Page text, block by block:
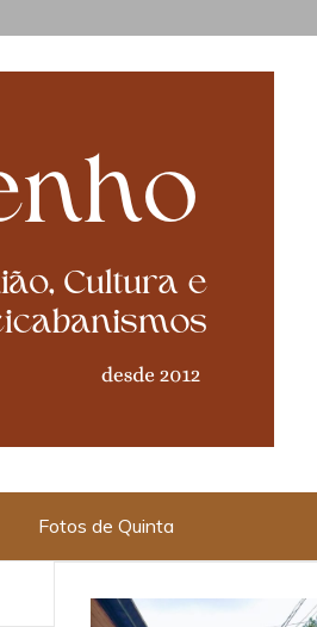
Fotos de Quinta